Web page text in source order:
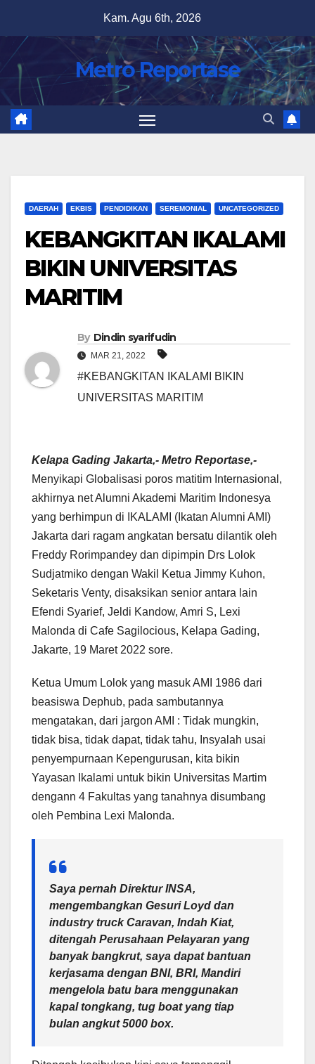
content
Kam. Agu 6th, 2026
Metro Reportase
DAERAH EKBIS PENDIDIKAN SEREMONIAL UNCATEGORIZED
KEBANGKITAN IKALAMI
BIKIN UNIVERSITAS
MARITIM
By Dindin syarifudin
MAR 21, 2022
#KEBANGKITAN IKALAMI BIKIN
UNIVERSITAS MARITIM
Kelapa Gading Jakarta,- Metro Reportase,-
Menyikapi Globalisasi poros matitim Internasional,
akhirnya net Alumni Akademi Maritim Indonesya
yang berhimpun di IKALAMI (Ikatan Alumni AMI)
Jakarta dari ragam angkatan bersatu dilantik oleh
Freddy Rorimpandey dan dipimpin Drs Lolok
Sudjatmiko dengan Wakil Ketua Jimmy Kuhon,
Seketaris Venty, disaksikan senior antara lain
Efendi Syarief, Jeldi Kandow, Amri S, Lexi
Malonda di Cafe Sagilocious, Kelapa Gading,
Jakarte, 19 Maret 2022 sore.
Ketua Umum Lolok yang masuk AMI 1986 dari
beasiswa Dephub, pada sambutannya
mengatakan, dari jargon AMI : Tidak mungkin,
tidak bisa, tidak dapat, tidak tahu, Insyalah usai
penyempurnaan Kepengurusan, kita bikin
Yayasan Ikalami untuk bikin Universitas Martim
dengann 4 Fakultas yang tanahnya disumbang
oleh Pembina Lexi Malonda.
Saya pernah Direktur INSA,
mengembangkan Gesuri Loyd dan
industry truck Caravan, Indah Kiat,
ditengah Perusahaan Pelayaran yang
banyak bangkrut, saya dapat bantuan
kerjasama dengan BNI, BRI, Mandiri
mengelola batu bara menggunakan
kapal tongkang, tug boat yang tiap
bulan angkut 5000 box.